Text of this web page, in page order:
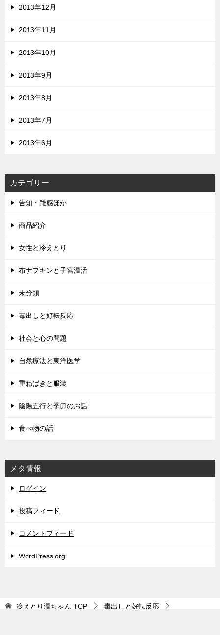
2013年12月
2013年11月
2013年10月
2013年9月
2013年8月
2013年7月
2013年6月
カテゴリー
告知・雑感ほか
商品紹介
女性と冷えとり
布ナプキンと子宮温活
未分類
毒出しと好転反応
社会と心の問題
自然療法と東洋医学
重ねばきと服装
陰陽五行と季節のお話
食べ物の話
メタ情報
ログイン
投稿フィード
コメントフィード
WordPress.org
冷えとり温ちゃん TOP
毒出しと好転反応